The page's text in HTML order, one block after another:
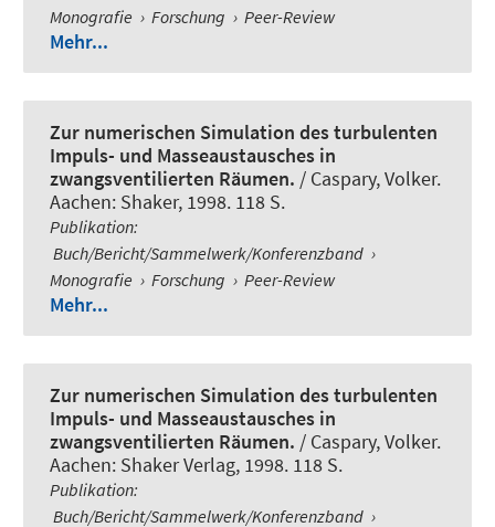
Monografie › Forschung › Peer-Review
Mehr...
Zur numerischen Simulation des turbulenten
Impuls- und Masseaustausches in
zwangsventilierten Räumen. / Caspary, Volker.
Aachen: Shaker, 1998. 118 S.
Publikation:
Buch/Bericht/Sammelwerk/Konferenzband ›
Monografie › Forschung › Peer-Review
Mehr...
Zur numerischen Simulation des turbulenten
Impuls- und Masseaustausches in
zwangsventilierten Räumen. / Caspary, Volker.
Aachen: Shaker Verlag, 1998. 118 S.
Publikation:
Buch/Bericht/Sammelwerk/Konferenzband ›